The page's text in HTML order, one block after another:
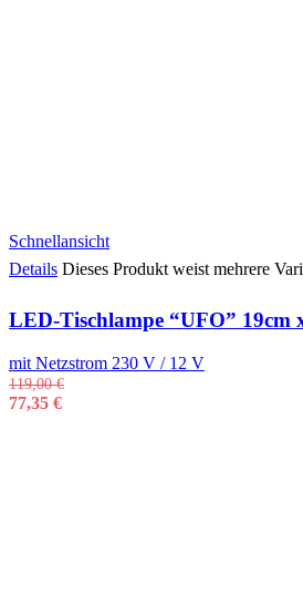
Schnellansicht
Details Dieses Produkt weist mehrere
LED-Tischlampe “UFO” 19cm
mit Netzstrom 230 V / 12 V
119,00€
77,35 €